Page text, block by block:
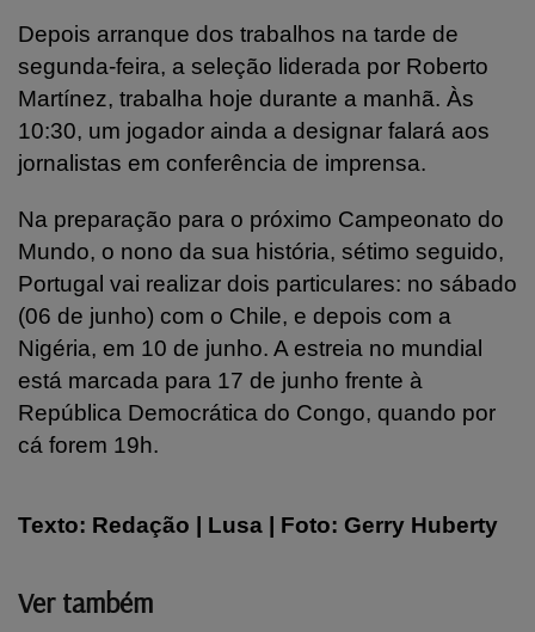
Depois arranque dos trabalhos na tarde de
segunda-feira, a seleção liderada por Roberto
Martínez, trabalha hoje durante a manhã. Às
10:30, um jogador ainda a designar falará aos
jornalistas em conferência de imprensa.
Na preparação para o próximo Campeonato do
Mundo, o nono da sua história, sétimo seguido,
Portugal vai realizar dois particulares: no sábado
(06 de junho) com o Chile, e depois com a
Nigéria, em 10 de junho. A estreia no mundial
está marcada para 17 de junho frente à
República Democrática do Congo, quando por
cá forem 19h.
Texto: Redação | Lusa | Foto: Gerry Huberty
Ver também